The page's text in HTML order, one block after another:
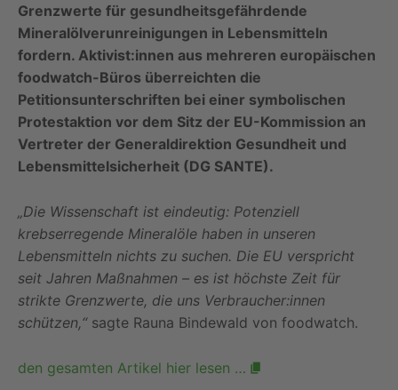
Grenzwerte für gesundheitsgefährdende
Mineralölverunreinigungen in Lebensmitteln
fordern. Aktivist:innen aus mehreren europäischen
foodwatch-Büros überreichten die
Petitionsunterschriften bei einer symbolischen
Protestaktion vor dem Sitz der EU-Kommission an
Vertreter der Generaldirektion Gesundheit und
Lebensmittelsicherheit (DG SANTE).
„Die Wissenschaft ist eindeutig: Potenziell
krebserregende Mineralöle haben in unseren
Lebensmitteln nichts zu suchen. Die EU verspricht
seit Jahren Maßnahmen – es ist höchste Zeit für
strikte Grenzwerte, die uns Verbraucher:innen
schützen,“sagte Rauna Bindewald von foodwatch.
den gesamten Artikel hier lesen …